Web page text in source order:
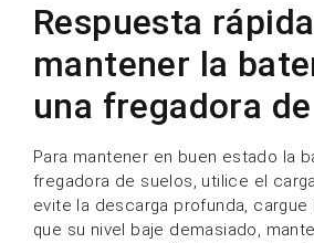
Respuesta
mantener la
una fregadora
Para mantener en buen estado la
fregadora de suelos, utilice el
evite la descarga profunda,
que su nivel baje demasiado,